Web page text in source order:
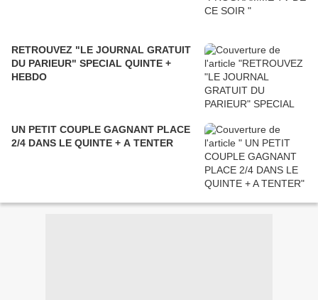
RETROUVEZ "LE JOURNAL GRATUIT
DU PARIEUR" SPECIAL QUINTE +
HEBDO
UN PETIT COUPLE GAGNANT PLACE
2/4 DANS LE QUINTE + A TENTER